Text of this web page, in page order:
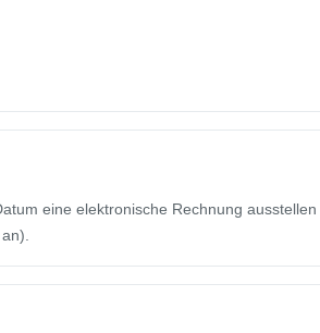
eine elektronische Rechnung ausstellen